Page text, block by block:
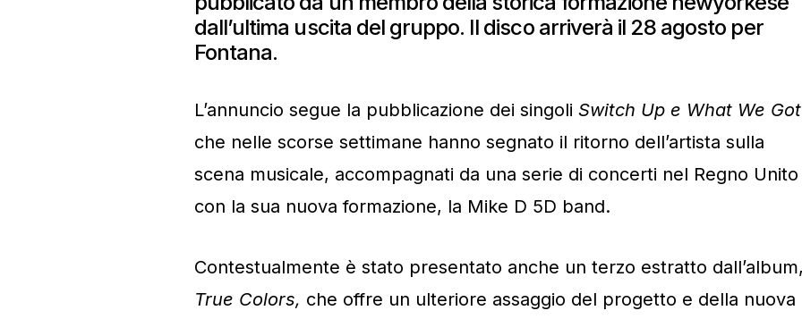
dall’ultima uscita del gruppo. Il disco arriverà il 28 agosto per
Fontana.
L’annuncio segue la pubblicazione dei singoli Switch Up e What We Got
che nelle scorse settimane hanno segnato il ritorno dell’artista sulla
scena musicale, accompagnati da una serie di concerti nel Regno Unito
con la sua nuova formazione, la Mike D 5D band.
Contestualmente è stato presentato anche un terzo estratto
True Colors, che offre un ulteriore assaggio del progetto e della nuova